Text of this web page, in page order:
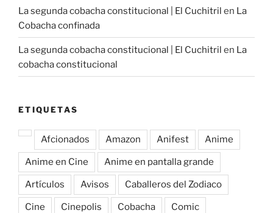
La segunda cobacha constitucional | El Cuchitril en La
Cobacha confinada
La segunda cobacha constitucional | El Cuchitril en La
cobacha constitucional
ETIQUETAS
Afcionados Amazon Anifest Anime
Anime en Cine Anime en pantalla grande
Artículos Avisos Caballeros del Zodiaco
Cine Cinepolis Cobacha Comic